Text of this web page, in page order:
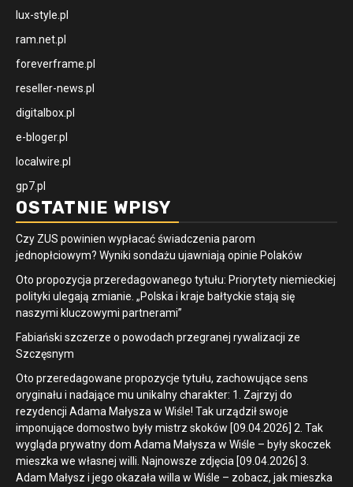
lux-style.pl
ram.net.pl
foreverframe.pl
reseller-news.pl
digitalbox.pl
e-bloger.pl
localwire.pl
gp7.pl
OSTATNIE WPISY
Czy ZUS powinien wypłacać świadczenia parom
jednopłciowym? Wyniki sondażu ujawniają opinie Polaków
Oto propozycja przeredagowanego tytułu: Priorytety niemieckiej
polityki ulegają zmianie. „Polska i kraje bałtyckie stają się
naszymi kluczowymi partnerami”
Fabiański szczerze o powodach przegranej rywalizacji ze
Szczęsnym
Oto przeredagowane propozycje tytułu, zachowujące sens
oryginału i nadające mu unikalny charakter: 1. Zajrzyj do
rezydencji Adama Małysza w Wiśle! Tak urządził swoje
imponujące domostwo były mistrz skoków [09.04.2026] 2. Tak
wygląda prywatny dom Adama Małysza w Wiśle – były skoczek
mieszka we własnej willi. Najnowsze zdjęcia [09.04.2026] 3.
Adam Małysz i jego okazała willa w Wiśle – zobacz, jak mieszka